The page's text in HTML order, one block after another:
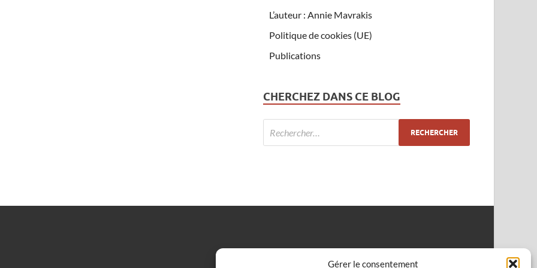
Gérer le consentement
L’auteur : Annie Mavrakis
Politique de cookies (UE)
Publications
CHERCHEZ DANS CE BLOG